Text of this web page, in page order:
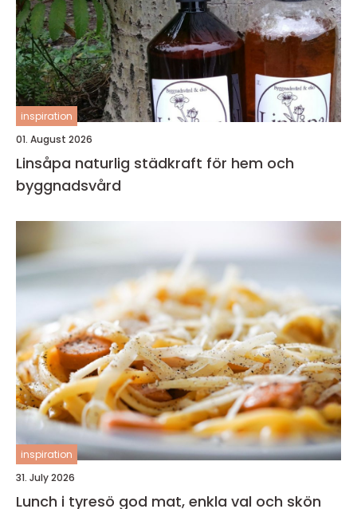
inspiration
01. August 2026
Linsåpa naturlig städkraft för hem och
byggnadsvård
inspiration
31. July 2026
Lunch i tyresö god mat, enkla val och skön